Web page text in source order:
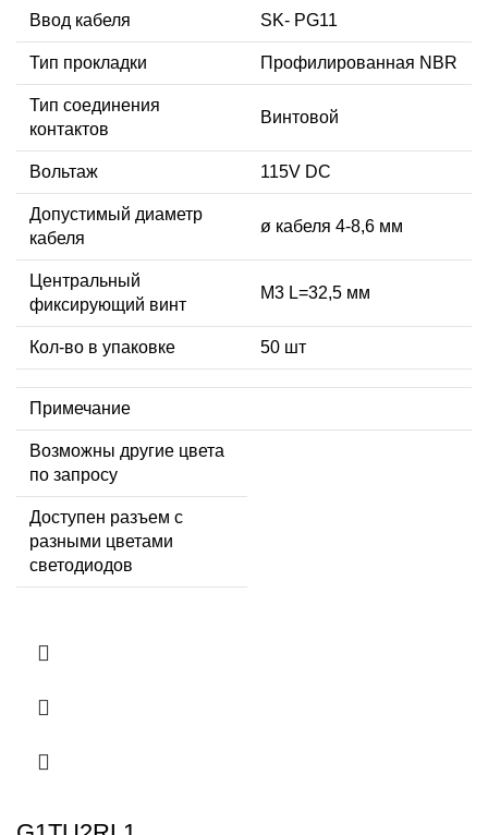
Ввод кабеля SK- PG11
Тип прокладки Профилированная NBR
Тип соединения
контактов
Винтовой
Вольтаж 115V DC
Допустимый диаметр
кабеля
ø кабеля 4-8,6 мм
Центральный
фиксирующий винт
М3 L=32,5 мм
Кол-во в упаковке 50 шт
Примечание
Возможны другие цвета
по запросу
Доступен разъем с
разными цветами
светодиодов